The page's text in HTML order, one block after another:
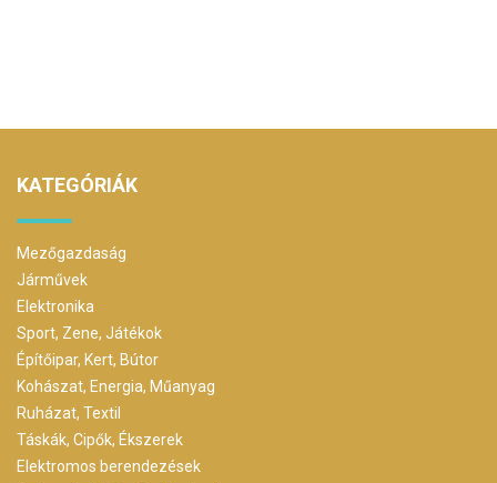
KATEGÓRIÁK
Mezőgazdaság
Járművek
Elektronika
Sport, Zene, Játékok
Építőipar, Kert, Bútor
Kohászat, Energia, Műanyag
Ruházat, Textil
Táskák, Cipők, Ékszerek
Elektromos berendezések